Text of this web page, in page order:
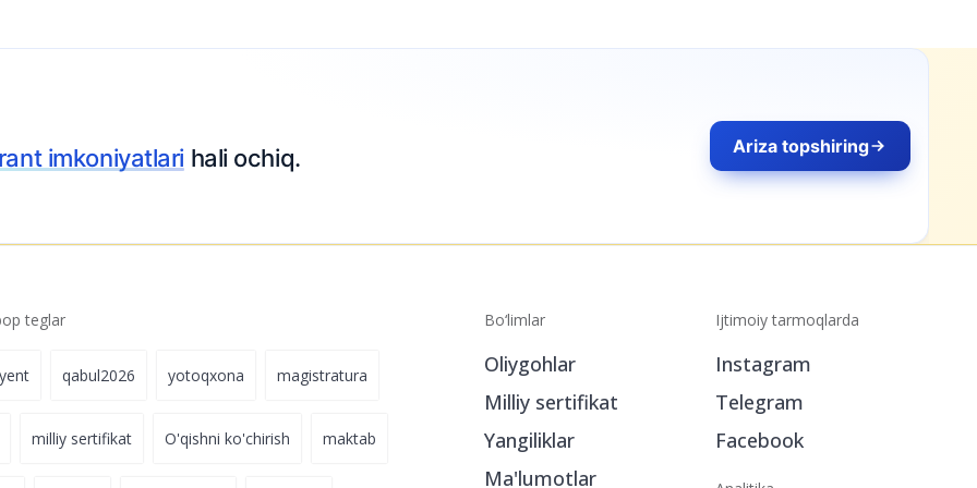
topshiring
teglar
qabul2026 yotoqxona magistratura
milliy sertifikat O'qishni ko'chirish maktab
Bo‘limlar
Oliygohlar
Milliy sertifikat
Yangiliklar
Ma'lumotlar
Ijtimoiy tarmoqlarda
Instagram
Telegram
Facebook